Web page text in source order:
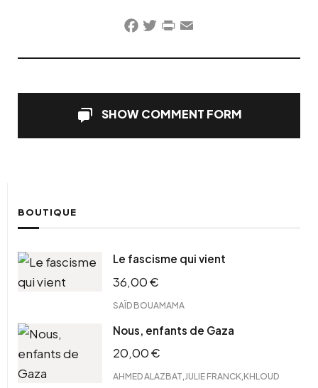
Facebook
TwitterPrintFriendly
Email
SHOW COMMENT FORM
BOUTIQUE
Le fascisme qui vient
36,00€
SAÏD BOUAMAMA
Nous, enfants de Gaza
20,00€
AHMED ALAZBAT,JULIE FRANCK,KHLOUD